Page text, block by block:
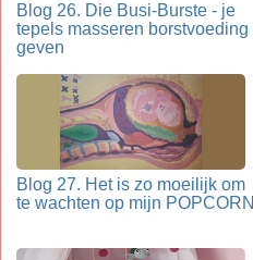
Blog 26. Die Busi-Burste - je
tepels masseren borstvoeding
geven
Blog 27. Het is zo moeilijk om
te wachten op mijn POPCORN